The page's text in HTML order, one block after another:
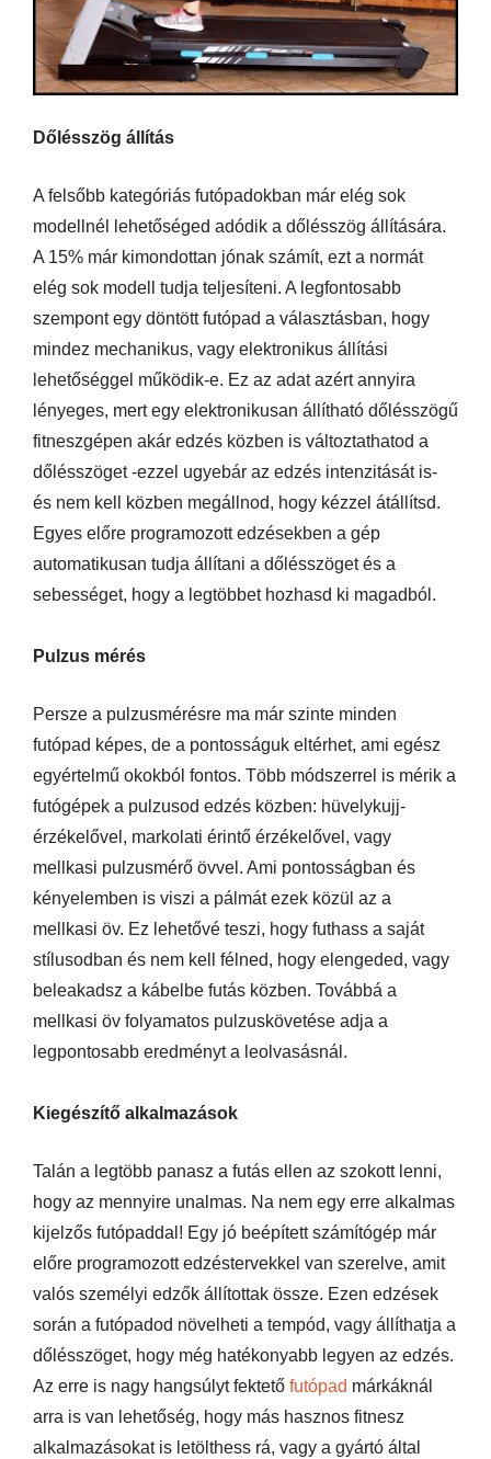
Dőlésszög állítás
A felsőbb kategóriás futópadokban már elég sok
modellnél lehetőséged adódik a dőlésszög állítására.
A 15% már kimondottan jónak számít, ezt a normát
elég sok modell tudja teljesíteni. A legfontosabb
szempont egy döntött futópad a választásban, hogy
mindez mechanikus, vagy elektronikus állítási
lehetőséggel működik-e. Ez az adat azért annyira
lényeges, mert egy elektronikusan állítható dőlésszögű
fitneszgépen akár edzés közben is változtathatod a
dőlésszöget -ezzel ugyebár az edzés intenzitását is-
és nem kell közben megállnod, hogy kézzel átállítsd.
Egyes előre programozott edzésekben a gép
automatikusan tudja állítani a dőlésszöget és a
sebességet, hogy a legtöbbet hozhasd ki magadból.
Pulzus mérés
Persze a pulzusmérésre ma már szinte minden
futópad képes, de a pontosságuk eltérhet, ami egész
egyértelmű okokból fontos. Több módszerrel is mérik a
futógépek a pulzusod edzés közben: hüvelykujj-
érzékelővel, markolati érintő érzékelővel, vagy
mellkasi pulzusmérő övvel. Ami pontosságban és
kényelemben is viszi a pálmát ezek közül az a
mellkasi öv. Ez lehetővé teszi, hogy futhass a saját
stílusodban és nem kell félned, hogy elengeded, vagy
beleakadsz a kábelbe futás közben. Továbbá a
mellkasi öv folyamatos pulzuskövetése adja a
legpontosabb eredményt a leolvasásnál.
Kiegészítő alkalmazások
Talán a legtöbb panasz a futás ellen az szokott lenni,
hogy az mennyire unalmas. Na nem egy erre alkalmas
kijelzős futópaddal! Egy jó beépített számítógép már
előre programozott edzéstervekkel van szerelve, amit
valós személyi edzők állítottak össze. Ezen edzések
során a futópadod növelheti a tempód, vagy állíthatja a
dőlésszöget, hogy még hatékonyabb legyen az edzés.
Az erre is nagy hangsúlyt fektető futópad márkáknál
arra is van lehetőség, hogy más hasznos fitnesz
alkalmazásokat is letölthess rá, vagy a gyártó által